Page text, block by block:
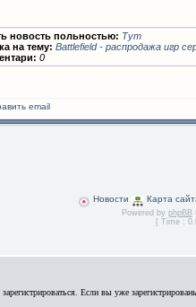
новость польностью: Тут
на тему: Battlefield - распродажа игр
0
Новости Карта
Powered by phpBB
[ Time :
Если вы уже